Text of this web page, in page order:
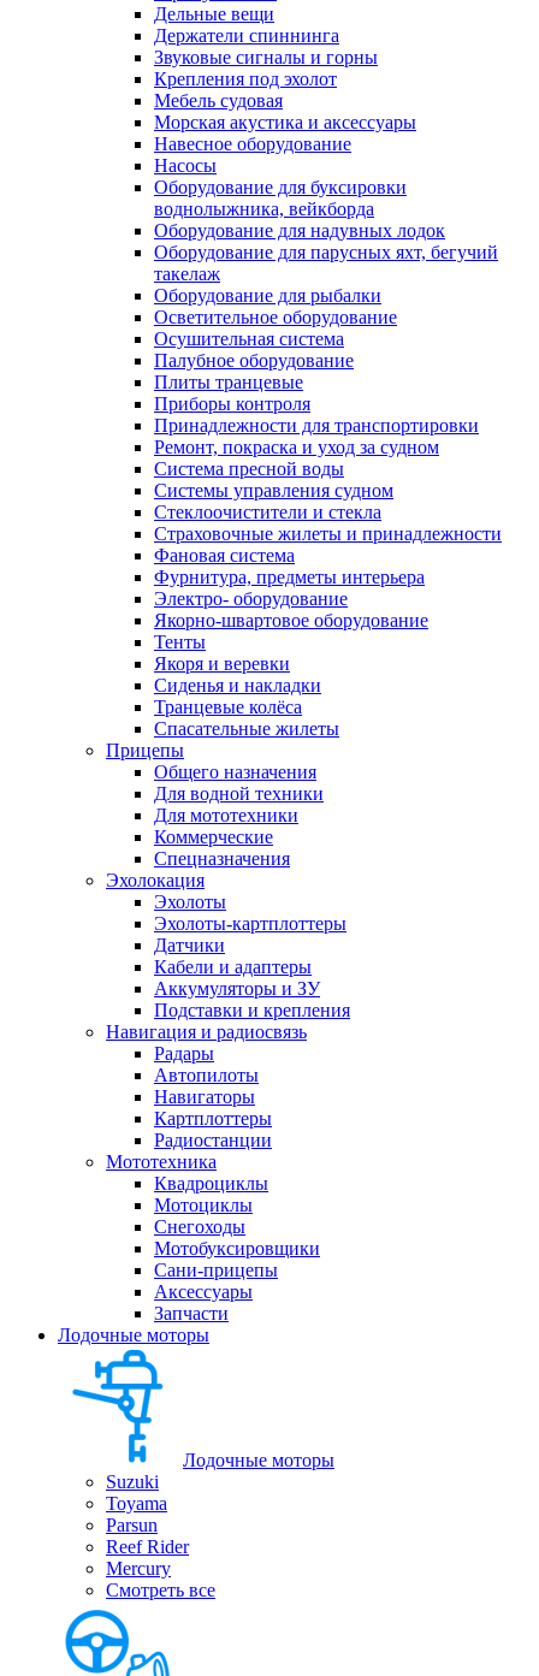
Дельные вещи
Держатели спиннинга
Звуковые сигналы и горны
Крепления под эхолот
Мебель судовая
Морская акустика и аксессуары
Навесное оборудование
Насосы
Оборудование для буксировки
воднолыжника, вейкборда
Оборудование для надувных лодок
Оборудование для парусных яхт, бегучий
такелаж
Оборудование для рыбалки
Осветительное оборудование
Осушительная система
Палубное оборудование
Плиты транцевые
Приборы контроля
Принадлежности для транспортировки
Ремонт, покраска и уход за судном
Система пресной воды
Системы управления судном
Стеклоочистители и стекла
Страховочные жилеты и принадлежности
Фановая система
Фурнитура, предметы интерьера
Электро- оборудование
Якорно-швартовое оборудование
Тенты
Якоря и веревки
Сиденья и накладки
Транцевые колёса
Спасательные жилеты
Прицепы
Общего назначения
Для водной техники
Для мототехники
Коммерческие
Спецназначения
Эхолокация
Эхолоты
Эхолоты-картплоттеры
Датчики
Кабели и адаптеры
Аккумуляторы и ЗУ
Подставки и крепления
Навигация и радиосвязь
Радары
Автопилоты
Навигаторы
Картплоттеры
Радиостанции
Мототехника
Квадроциклы
Мотоциклы
Снегоходы
Мотобуксировщики
Сани-прицепы
Аксессуары
Запчасти
Лодочные моторы
Лодочные моторы
Suzuki
Toyama
Parsun
Reef Rider
Mercury
Смотреть все